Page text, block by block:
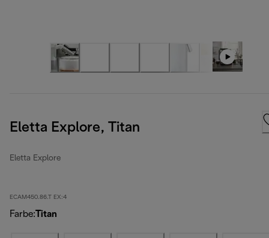
Eletta Explore, Titan
Eletta Explore
ECAM450.86.T EX:4
Farbe: Titan